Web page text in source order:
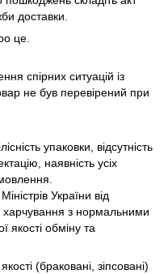
доставки.
це.
спірних ситуацій із
не був перевірений при
упаковки, відсутність
наявність усіх
України від
з нормальними
якості обміну та
(браковані, зіпсовані)